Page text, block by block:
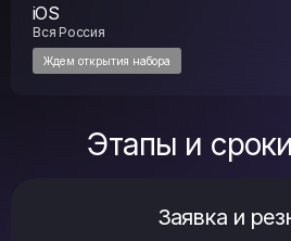
iOS
Вся Россия
Ждем открытия набора
Этапы и
Заявка и